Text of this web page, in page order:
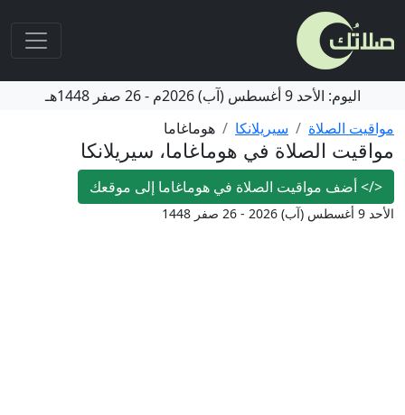
اليوم: الأحد 9 أغسطس (آب) 2026م -26 صفر 1448هـ
مواقيت الصلاة
سيريلانكا هوماغاما
مواقيت الصلاة في هوماغاما، سيريلانكا
</>أضف مواقيت الصلاة في هوماغاما إلى موقعك
الأحد 9 أغسطس (آب) 2026 - 26 صفر 1448